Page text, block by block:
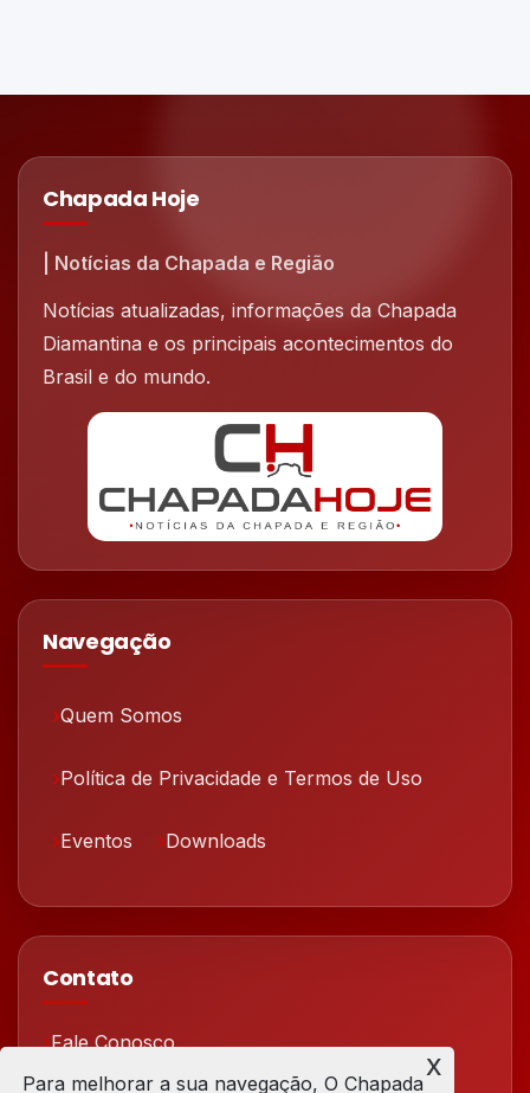
Chapada Hoje
| Notícias da Chapada e Região
Notícias atualizadas, informações da Chapada
Diamantina e os principais acontecimentos do
Brasil e do mundo.
Navegação
Quem Somos
Política de Privacidade e Termos de Uso
Eventos Downloads
Contato
Fale Conosco
Para melhorar a sua navegação, O Chapada
x